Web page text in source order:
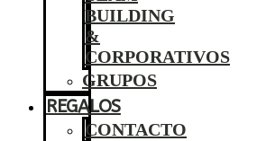
BUILDING
&
CORPORATIVOS
GRUPOS
REGALOS
CONTACTO